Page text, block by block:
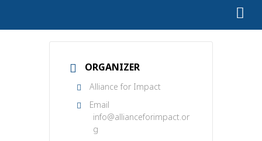
ORGANIZER
Alliance for Impact
Email
info@allianceforimpact.or
g